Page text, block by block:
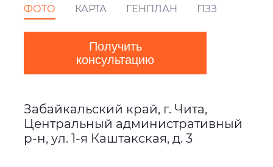
ФОТО КАРТА ГЕНПЛАН ПЗЗ
Получить
консультацию
Забайкальский край, г. Чита,
Центральный административный
р-н, ул. 1-я Каштакская, д. 3